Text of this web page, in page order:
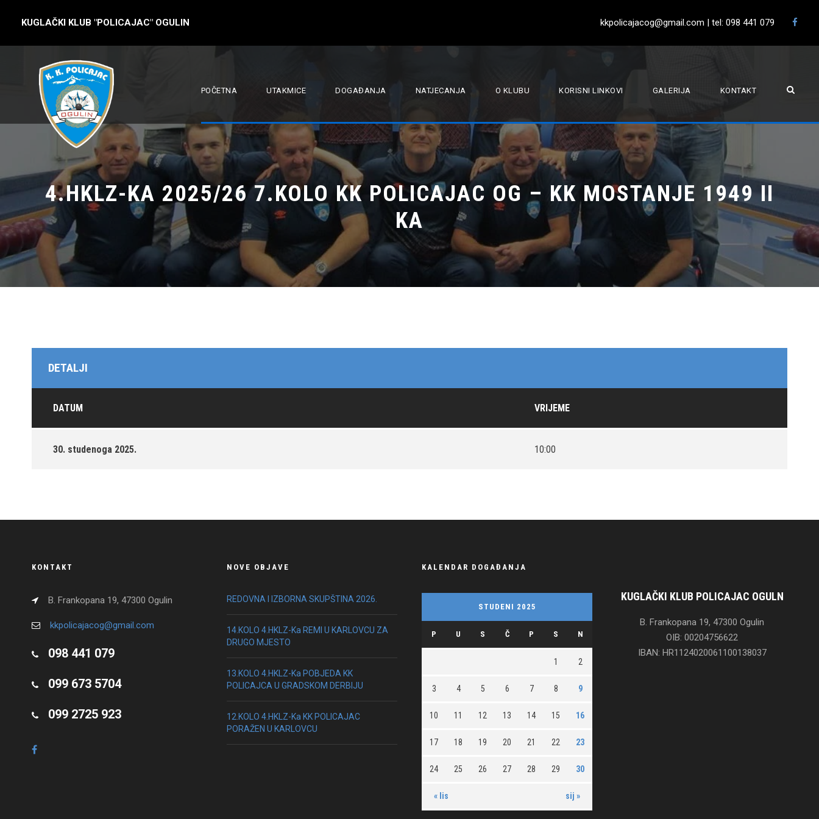
KUGLAČKI KLUB "POLICAJAC" OGULIN kkpolicajacog@gmail.com | tel: 098 441 079
POČETNA UTAKMICE DOGAĐANJA NATJECANJA O KLUBU KORISNI LINKOVI GALERIJA KONTAKT
4.HKLZ-KA 2025/26 7.KOLO KK POLICAJAC OG – KK MOSTANJE 1949 II
KA
DETALJI
DATUM VRIJEME
30. studenoga 2025. 10:00
KONTAKT
B. Frankopana 19, 47300 Ogulin
kkpolicajacog@gmail.com
098 441 079
099 673 5704
099 2725 923
NOVE OBJAVE
REDOVNA I IZBORNA SKUPŠTINA 2026.
14.KOLO 4.HKLZ-Ka REMI U KARLOVCU ZA
DRUGO MJESTO
13.KOLO 4.HKLZ-Ka POBJEDA KK
POLICAJCA U GRADSKOM DERBIJU
12.KOLO 4.HKLZ-Ka KK POLICAJAC
PORAŽEN U KARLOVCU
KALENDAR DOGAĐANJA
STUDENI 2025
P U S Č P S N
« lis sij »
1 2
3 4 5 6 7 8 9
10 11 12 13 14 15 16
17 18 19 20 21 22 23
24 25 26 27 28 29 30
KUGLAČKI KLUB POLICAJAC OGULN
B. Frankopana 19, 47300 Ogulin
OIB: 00204756622
IBAN: HR1124020061100138037